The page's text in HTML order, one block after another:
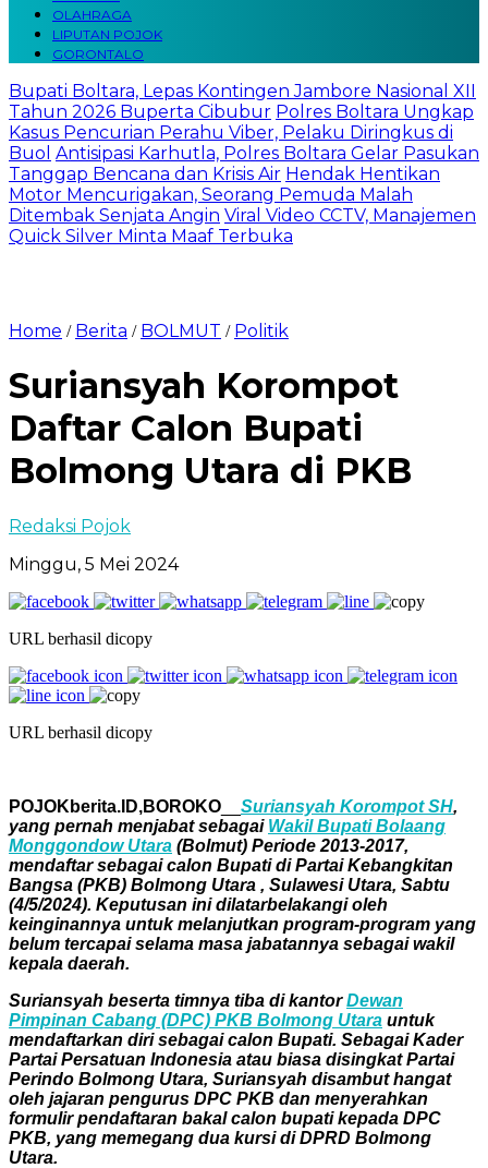
OLAHRAGA
LIPUTAN POJOK
GORONTALO
Bupati Boltara, Lepas Kontingen Jambore Nasional XII
Tahun 2026 Buperta Cibubur Polres Boltara Ungkap
Kasus Pencurian Perahu Viber, Pelaku Diringkus di
Buol Antisipasi Karhutla, Polres Boltara Gelar Pasukan
Tanggap Bencana dan Krisis Air Hendak Hentikan
Motor Mencurigakan, Seorang Pemuda Malah
Ditembak Senjata Angin Viral Video CCTV, Manajemen
Quick Silver Minta Maaf Terbuka
Home / Berita / BOLMUT / Politik
Suriansyah Korompot
Daftar Calon Bupati
Bolmong Utara di PKB
Redaksi Pojok
Minggu, 5 Mei 2024
URL berhasil dicopy
URL berhasil dicopy
POJOKberita.ID,BOROKO Suriansyah Korompot SH,
yang pernah menjabat sebagai Wakil Bupati Bolaang
Monggondow Utara (Bolmut) Periode 2013-2017,
mendaftar sebagai calon Bupati di Partai Kebangkitan
Bangsa (PKB) Bolmong Utara , Sulawesi Utara, Sabtu
(4/5/2024). Keputusan ini dilatarbelakangi oleh
keinginannya untuk melanjutkan program-program yang
belum tercapai selama masa jabatannya sebagai wakil
kepala daerah.
Suriansyah beserta timnya tiba di kantorDewan
Pimpinan Cabang (DPC) PKB Bolmong Utara untuk
mendaftarkan diri sebagai calon Bupati. Sebagai Kader
Partai Persatuan Indonesia atau biasa disingkat Partai
Perindo Bolmong Utara, Suriansyah disambut hangat
oleh jajaran pengurus DPC PKB dan menyerahkan
formulir pendaftaran bakal calon bupati kepada DPC
PKB, yang memegang dua kursi di DPRD Bolmong
Utara.